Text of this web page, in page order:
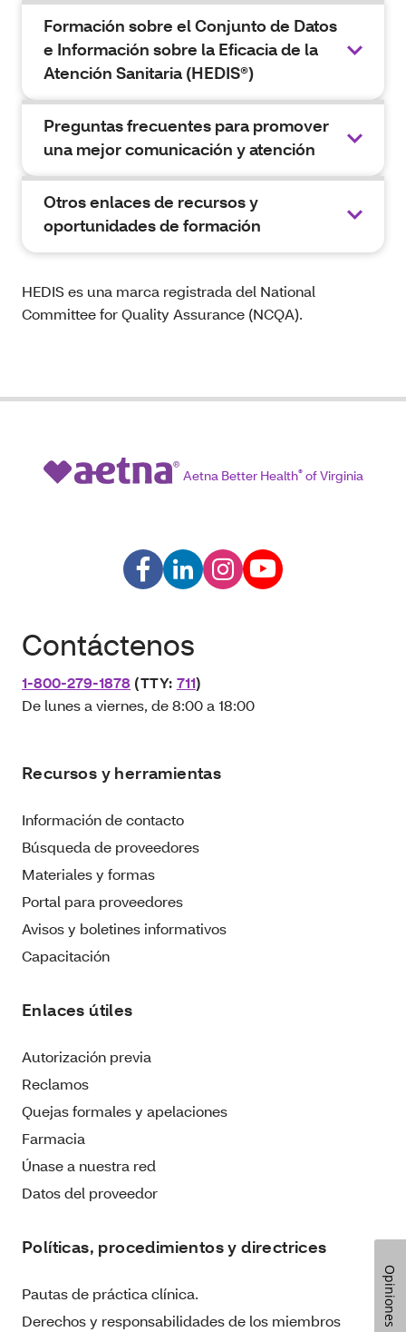
Formación sobre el Conjunto de Datos
e Información sobre la Eficacia de la
Atención Sanitaria (HEDIS®)
Preguntas frecuentes para promover
una mejor comunicación y atención
Otros enlaces de recursos y
oportunidades de formación
HEDIS es una marca registrada del National
Committee for Quality Assurance (NCQA).
Aetna Better Health®of Virginia
Contáctenos
1-800-279-1878 (TTY: 711)
De lunes a viernes, de 8:00 a 18:00
Recursos y herramientas
Información de contacto
Búsqueda de proveedores
Materiales y formas
Portal para proveedores
Avisos y boletines informativos
Capacitación
Enlaces útiles
Autorización previa
Reclamos
Quejas formales y apelaciones
Farmacia
Únase a nuestra red
Datos del proveedor
Políticas, procedimientos y directrices
Pautas de práctica clínica.
Derechos y responsabilidades de los miembros
Opiniones